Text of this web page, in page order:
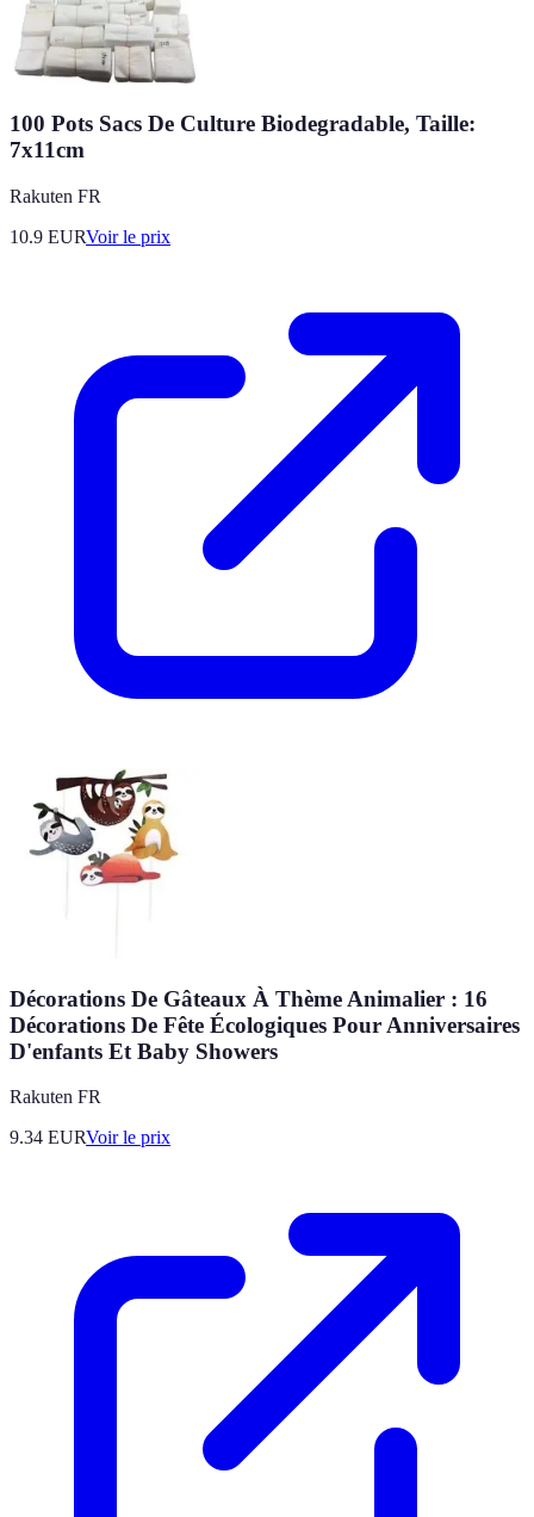
100 Pots Sacs De Culture Biodegradable, Taille:
7x11cm
Rakuten FR
10.9 EURVoir le prix
Décorations De Gâteaux À Thème Animalier : 16
Décorations De Fête Écologiques Pour Anniversaires
D'enfants Et Baby Showers
Rakuten FR
9.34 EURVoir le prix